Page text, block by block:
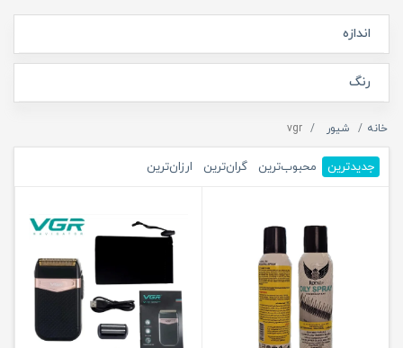
اندازه
رنگ
خانه شیور vgr
جدیدترین محبوب‌ترین گران‌ترین ارزان‌ترین